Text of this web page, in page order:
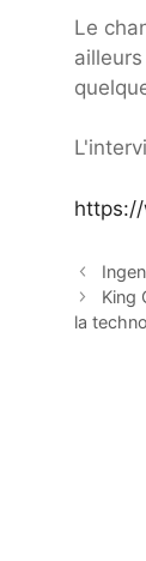
Le
King
la